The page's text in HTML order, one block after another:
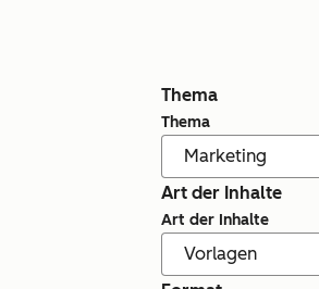
Thema
Thema
Art der Inhalte
Art der Inhalte